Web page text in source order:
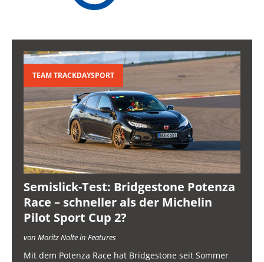
TEAM TRACKDAYSPORT
Semislick-Test: Bridgestone Potenza
Race – schneller als der Michelin
Pilot Sport Cup 2?
von Moritz Nolte in Features
Mit dem Potenza Race hat Bridgestone seit Sommer